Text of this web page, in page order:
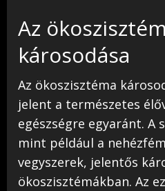
Az
károsodása
Az ökoszisztéma
jelent a természetes
egészségre egyaránt. A
mint például a
vegyszerek, jelentős
ökoszisztémákban. Az